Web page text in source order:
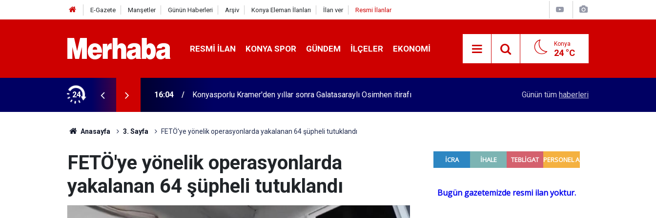
E-Gazete Manşetler Günün Haberleri Arşiv Konya Eleman İlanları İlan ver Resmi İlanlar
RESMI İLAN KONYA SPOR GÜNDEM İLÇELER EKONOMI Konya
24 °C
24
313 beygir motoru var 16:04 Konyasporlu Kramer'den yıllar sonra Galatasaraylı Osimhen itirafı Merkez Bankası rezervleri açıklandı
Günün tüm haberleri
Anasayfa 3. Sayfa FETÖ'ye yönelik operasyonlarda yakalanan 64 şüpheli tutuklandı
FETÖ'ye yönelik operasyonlarda
yakalanan 64 şüpheli tutuklandı